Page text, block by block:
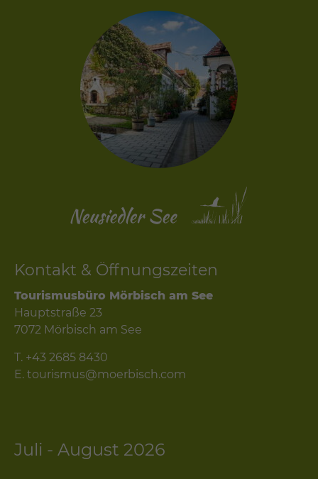
Kontakt & Öffnungszeiten
Tourismusbüro Mörbisch am See
Hauptstraße 23
7072 Mörbisch am See
T. +43 2685 8430
E. tourismus@moerbisch.com
Juli - August 2026